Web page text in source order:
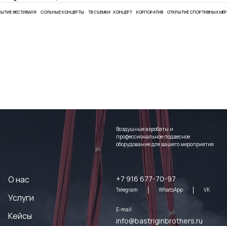
СОЛЬНЫЕ КОНЦЕРТЫ ТВ СЪЕМКИ КОНЦЕРТ КОРПОРАТИВ ОТКРЫТИЕ СПОРТИВНЫХ
Воздушные акробаты и
профессиональное подвесное
оборудование для вашего мероприятия
О нас
Услуги
Кейсы
+7 916 677-70-97
Telegram WhatsApp VK
E-mail
info@bastriginbrothers.ru